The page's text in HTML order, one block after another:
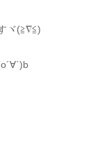
ヾ(≧∇≦)